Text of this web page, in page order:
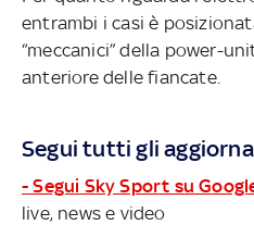
entrambi i casi è
“meccanici” della power-
anteriore delle fiancate.
Segui tutti gli
- Segui Sky Sport su
live, news e video